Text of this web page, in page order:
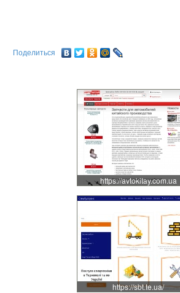
Поделиться
https://avtokitay.com.ua
https://sbt.te.ua/